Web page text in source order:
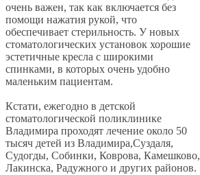
очень важен, так как включается без
помощи нажатия рукой, что
обеспечивает стерильность. У новых
стоматологических установок хорошие
эстетичные кресла с широкими
спинками, в которых очень удобно
маленьким пациентам.
Кстати, ежегодно в детской
стоматологической поликлинике
Владимира проходят лечение около 50
тысяч детей из Владимира,Суздаля,
Судогды, Собинки, Коврова, Камешково,
Лакинска, Радужного и других районов.